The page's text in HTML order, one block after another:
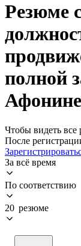
Резюме
полной
Афонине
Чтобы видеть все
После
За всё время
По соответствию
20 резюме